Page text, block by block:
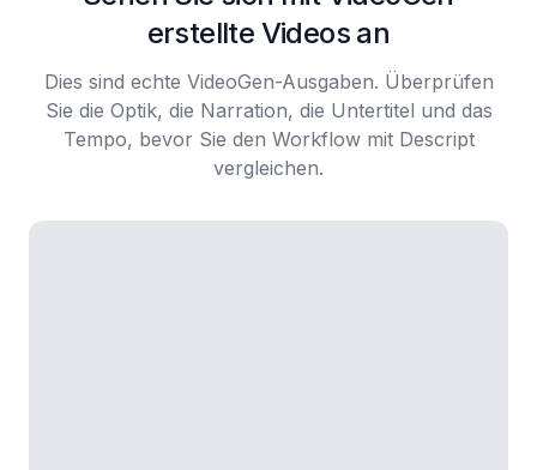
erstellte Videos an
Dies sind echte VideoGen-Ausgaben. Überprüfen
Sie die Optik, die Narration, die Untertitel und das
Tempo, bevor Sie den Workflow mit Descript
vergleichen.